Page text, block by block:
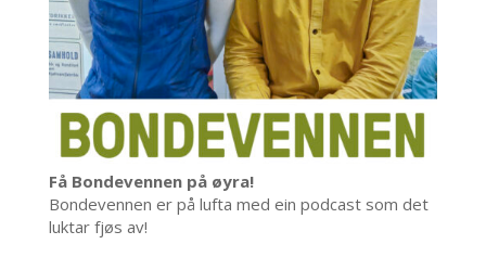
Få Bondevennen på øyra!
Bondevennen er på lufta med ein podcast som det
luktar fjøs av!